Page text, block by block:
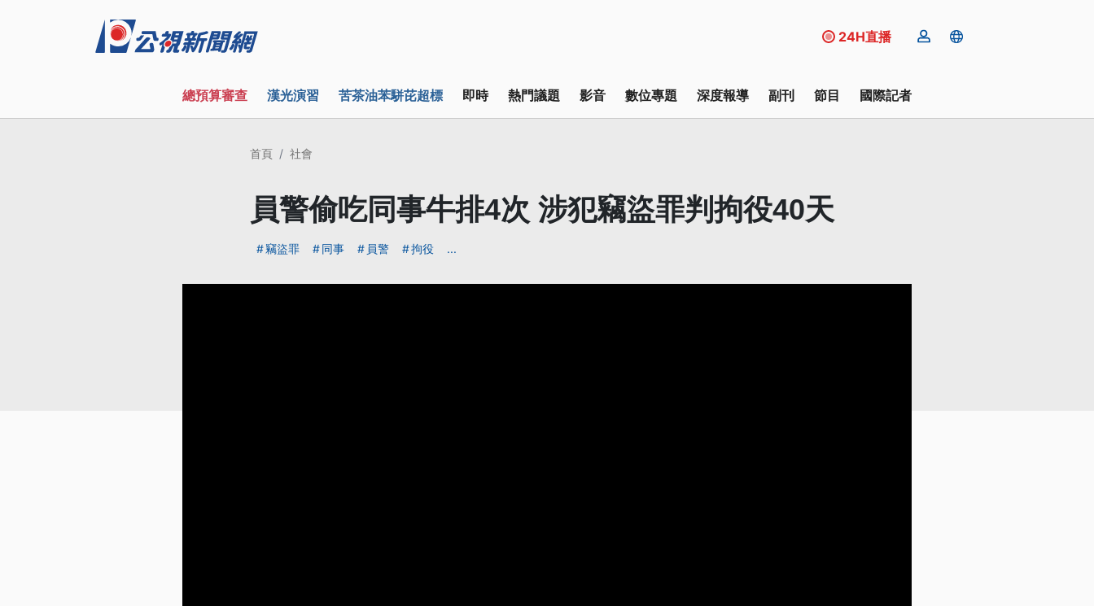
24H直播
總預算審查 漢光演習 苦茶油苯駢芘超標 即時 熱門議題 影音 數位專題 深度報導 副刊 節目 國際記者
首頁 社會
員警偷吃同事牛排4次 涉犯竊盜罪判拘役40天
竊盜罪 同事 員警 拘役 ...